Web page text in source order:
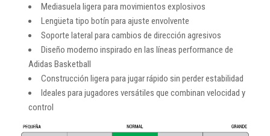
Mediasuela ligera para movimientos explosivos
Lengüeta tipo botín para ajuste envolvente
Soporte lateral para cambios de dirección agresivos
Diseño moderno inspirado en las líneas performance de
Adidas Basketball
Construcción ligera para jugar rápido sin perder estabilidad
Ideales para jugadores versátiles que combinan velocidad y
control